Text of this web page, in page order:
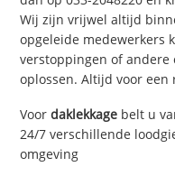
Wij zijn vrijwel altijd
opgeleide medewerkers
verstoppingen of andere
oplossen. Altijd voor een
Voordaklekkage belt u
24/7 verschillende
omgeving